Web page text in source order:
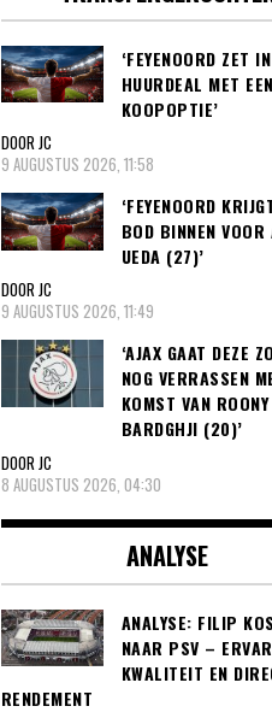
‘FEYENOORD ZET
HUURDEAL MET EEN
KOOPOPTIE’
DOOR JC
9 AUGUSTUS 2026, 11:58
‘FEYENOORD
BOD BINNEN VOOR
UEDA (27)’
DOOR JC
9 AUGUSTUS 2026, 11:49
‘AJAX GAAT DEZE
NOG VERRASSEN
KOMST VAN ROONY
BARDGHJI (20)’
DOOR JC
8 AUGUSTUS 2026, 04:30
ANALYSE
ANALYSE: FILIP
NAAR PSV –
KWALITEIT EN
RENDEMENT